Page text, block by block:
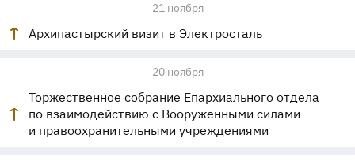
21 ноября
Архипастырский визит в Электросталь
20 ноября
Торжественное собрание Епархиального отдела
по взаимодействию с Вооруженными силами
и правоохранительными учреждениями